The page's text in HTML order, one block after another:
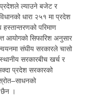
प्रदेशले ल्याउने बजेट र
धारा २५१ मा प्रदेश
हस्तान्तरणको परिमाण
आयोगको सिफारिश अनुसार
संघीय सरकारले चासो
सरकारबीच खर्च र
प्रदेश सरकारको
छैन ।